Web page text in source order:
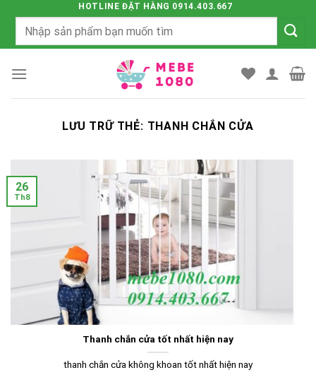
HOTLINE ĐẶT HÀNG 0914.403.667
Tìm
LƯU TRỮ THẺ: THANH CHẮN CỬA
Thanh chắn cửa tốt nhất hiện nay
thanh chắn cửa không khoan tốt nhất hiện nay
26
Th8